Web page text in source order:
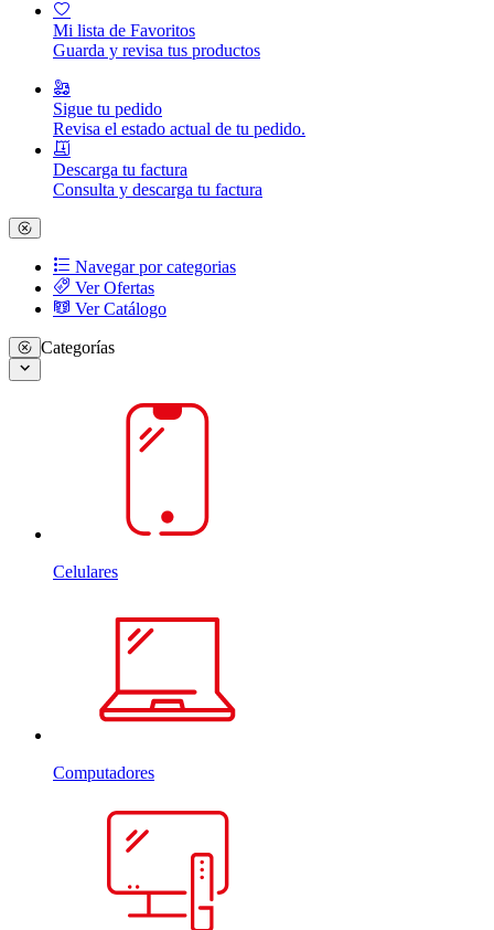
Mi lista de Favoritos
Guarda y revisa tus productos
Sigue tu pedido
Revisa el estado actual de tu pedido.
Descarga tu factura
Consulta y descarga tu factura
Navegar por categorias
Ver Ofertas
Ver Catálogo
Categorías
Celulares
Computadores